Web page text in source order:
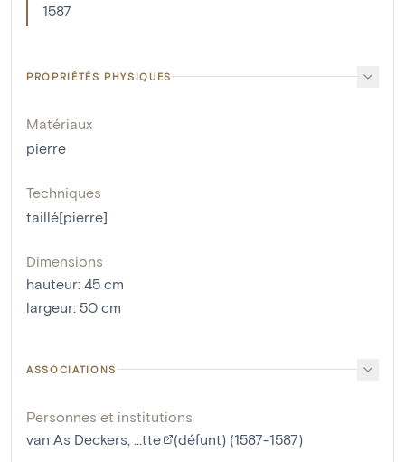
1587
PROPRIÉTÉS PHYSIQUES
Matériaux
pierre
Techniques
taillé[pierre]
Dimensions
hauteur: 45 cm
largeur: 50 cm
ASSOCIATIONS
Personnes et institutions
van As Deckers, ...tte
(défunt) (1587-1587)